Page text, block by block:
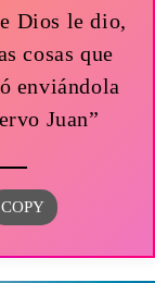
Dios le dio,
cosas que
enviándola
Juan”